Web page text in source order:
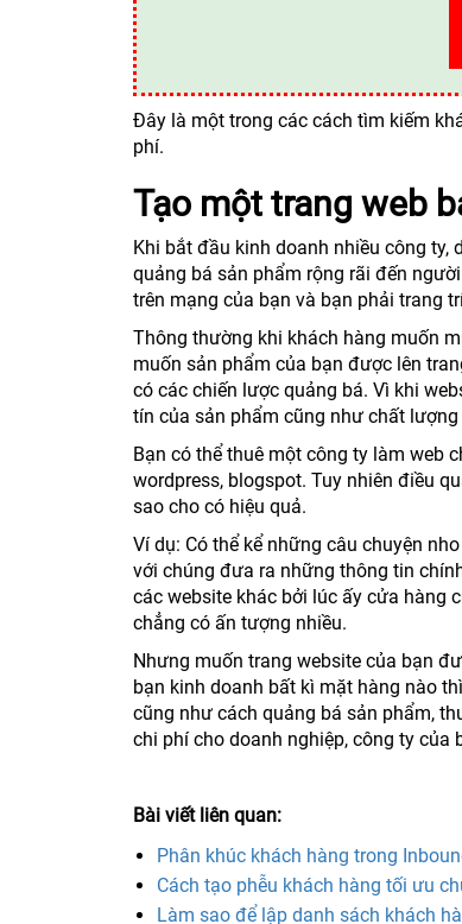
Đây là một trong các cách tìm kiếm
phí.
Tạo một trang web
Khi bắt đầu kinh doanh nhiều công
quảng bá sản phẩm rộng rãi đến
trên mạng của bạn và bạn phải trang
Thông thường khi khách hàng muốn
muốn sản phẩm của bạn được lên
có các chiến lược quảng bá. Vì khi
tín của sản phẩm cũng như chất
Bạn có thể thuê một công ty làm web
wordpress, blogspot. Tuy nhiên điều
sao cho có hiệu quả.
Ví dụ: Có thể kể những câu chuyện
với chúng đưa ra những thông tin
các website khác bởi lúc ấy cửa hàng
chẳng có ấn tượng nhiều.
Nhưng muốn trang website của bạn
bạn kinh doanh bất kì mặt hàng nào
cũng như cách quảng bá sản phẩm,
chi phí cho doanh nghiệp, công ty của
Bài viết liên quan:
Phân khúc khách hàng trong
Cách tạo phễu khách hàng tối ưu
Làm sao để lập danh sách khách